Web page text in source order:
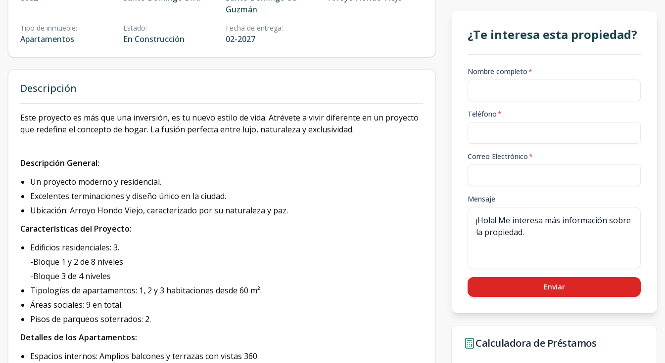
Guzmán
Tipo de inmueble:
Apartamentos
Estado:
En Construcción
Fecha de entrega:
02-2027
Descripción
Este proyecto es más que una inversión, es tu nuevo estilo de vida. Atrévete a vivir diferente en un proyecto
que redefine el concepto de hogar. La fusión perfecta entre lujo, naturaleza y exclusividad.
Descripción General:
Un proyecto moderno y residencial.
Excelentes terminaciones y diseño único en la ciudad.
Ubicación: Arroyo Hondo Viejo, caracterizado por su naturaleza y paz.
Características del Proyecto:
Edificios residenciales: 3.
-Bloque 1 y 2 de 8 niveles
-Bloque 3 de 4 niveles
Tipologías de apartamentos: 1, 2 y 3 habitaciones desde 60 m².
Áreas sociales: 9 en total.
Pisos de parqueos soterrados: 2.
Detalles de los Apartamentos:
Espacios internos: Amplios balcones y terrazas con vistas 360.
¿Te interesa esta propiedad?
Nombre completo*
Teléfono*
Correo Electrónico*
Mensaje
Enviar
Calculadora de Préstamos